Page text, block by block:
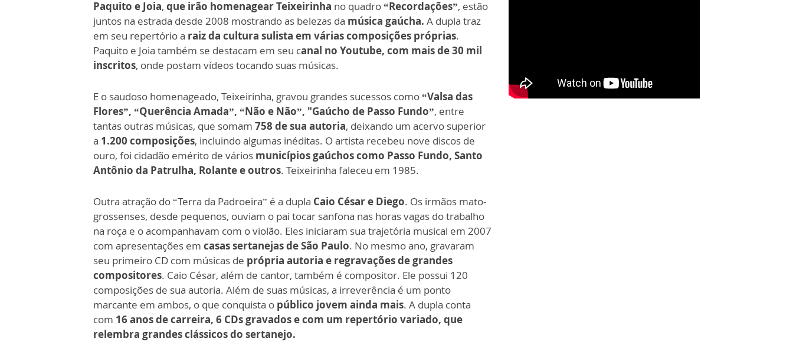
Paquito e Joia, que irão homenagear Teixeirinha no quadro“Recordações”, estão
juntos na estrada desde 2008 mostrando as belezas da música gaúcha. A dupla traz
em seu repertório a raiz da cultura sulista em várias composições próprias.
Paquito e Joia também se destacam em seu canal no Youtube, com mais de 30 mil
inscritos, onde postam vídeos tocando suas músicas.
E o saudoso homenageado, Teixeirinha, gravou grandes sucessos como“Valsa das
Flores”, “Querência Amada”, “Não e Não”, "Gaúcho de Passo Fundo”, entre
tantas outras músicas, que somam 758 de sua autoria, deixando um acervo superior
a 1.200 composições, incluindo algumas inéditas. O artista recebeu nove discos de
ouro, foi cidadão emérito de vários municípios gaúchos como Passo Fundo, Santo
Antônio da Patrulha, Rolante e outros. Teixeirinha faleceu em 1985.
Outra atração do “Terra da Padroeira” é a dupla Caio César e Diego. Os irmãos mato-
grossenses, desde pequenos, ouviam o pai tocar sanfona nas horas vagas do trabalho
na roça e o acompanhavam com o violão. Eles iniciaram sua trajetória musical em 2007
com apresentações em casas sertanejas de São Paulo. No mesmo ano, gravaram
seu primeiro CD com músicas de própria autoria e regravações de grandes
compositores. Caio César, além de cantor, também é compositor. Ele possui 120
composições de sua autoria. Além de suas músicas, a irreverência é um ponto
marcante em ambos, o que conquista o público jovem ainda mais. A dupla conta
com 16 anos de carreira, 6 CDs gravados e com um repertório variado, que
relembra grandes clássicos do sertanejo.